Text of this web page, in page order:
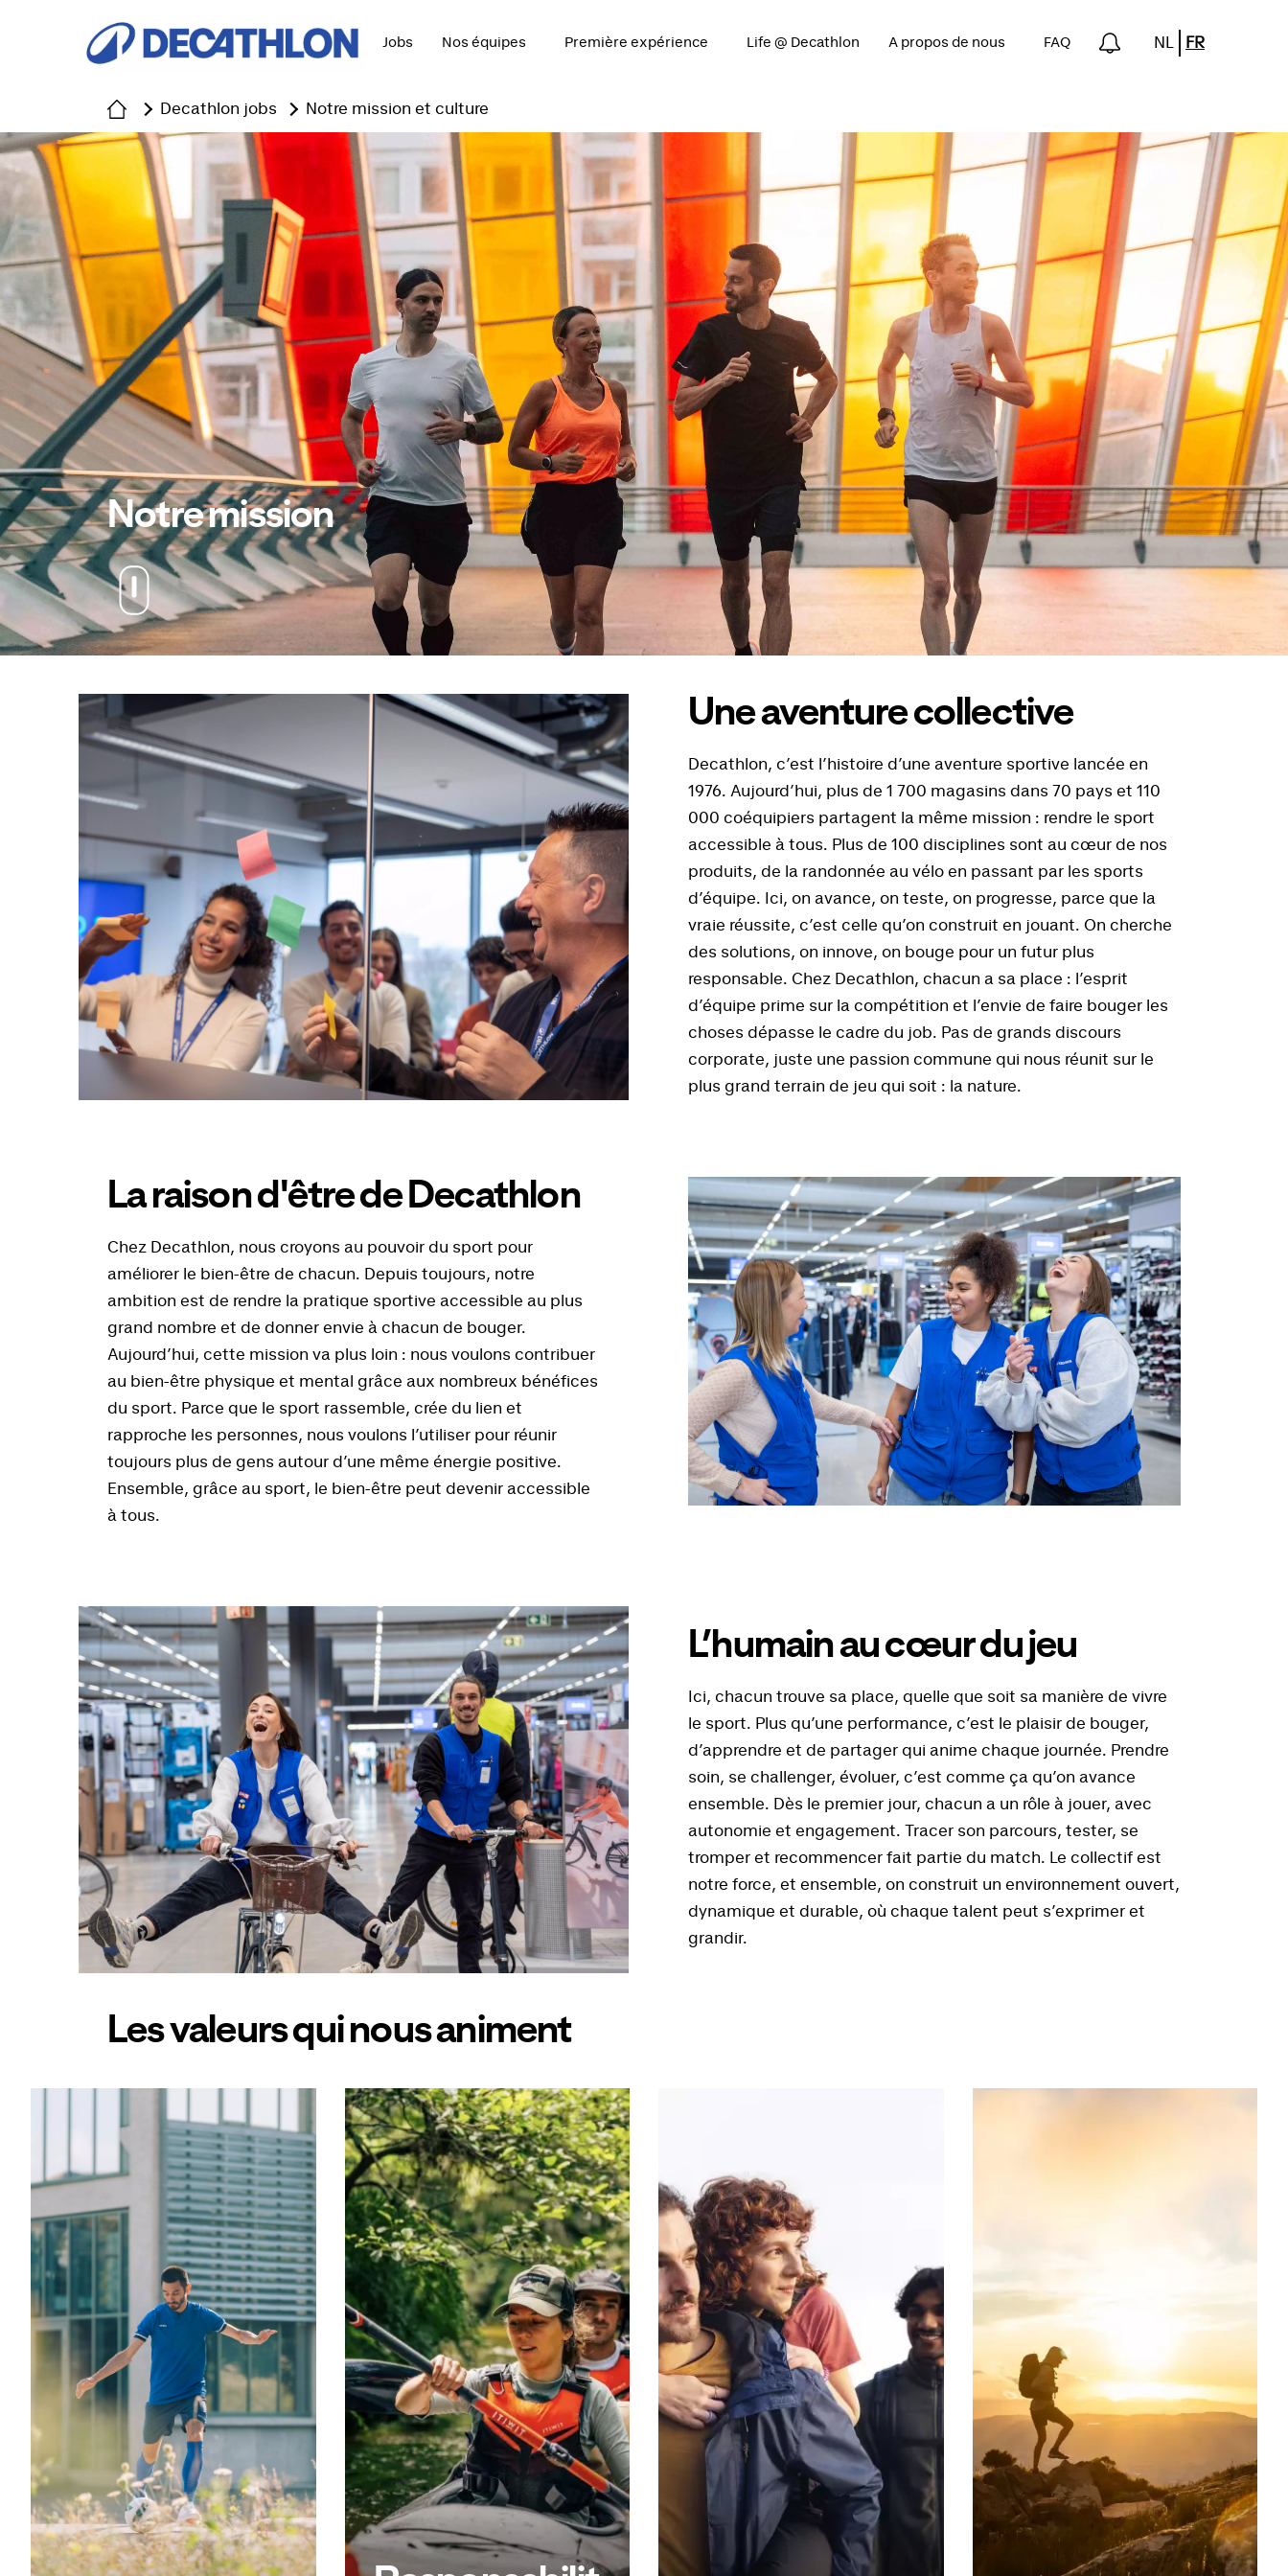
Jobs Nos équipes Première expérience Life @ Decathlon A propos de nous FAQ NL FR
Decathlon jobs Notre mission et culture
Notre mission
Une aventure collective
Decathlon, c’est l’histoire d’une aventure sportive lancée en
1976. Aujourd’hui, plus de 1 700 magasins dans 70 pays et 110
000 coéquipiers partagent la même mission : rendre le sport
accessible à tous. Plus de 100 disciplines sont au cœur de nos
produits, de la randonnée au vélo en passant par les sports
d’équipe. Ici, on avance, on teste, on progresse, parce que la
vraie réussite, c’est celle qu’on construit en jouant. On cherche
des solutions, on innove, on bouge pour un futur plus
responsable. Chez Decathlon, chacun a sa place : l’esprit
d’équipe prime sur la compétition et l’envie de faire bouger les
choses dépasse le cadre du job. Pas de grands discours
corporate, juste une passion commune qui nous réunit sur le
plus grand terrain de jeu qui soit : la nature.
La raison d'être de Decathlon
Chez Decathlon, nous croyons au pouvoir du sport pour
améliorer le bien-être de chacun. Depuis toujours, notre
ambition est de rendre la pratique sportive accessible au plus
grand nombre et de donner envie à chacun de bouger.
Aujourd’hui, cette mission va plus loin : nous voulons contribuer
au bien-être physique et mental grâce aux nombreux bénéfices
du sport. Parce que le sport rassemble, crée du lien et
rapproche les personnes, nous voulons l’utiliser pour réunir
toujours plus de gens autour d’une même énergie positive.
Ensemble, grâce au sport, le bien-être peut devenir accessible
à tous.
L’humain au cœur du jeu
Ici, chacun trouve sa place, quelle que soit sa manière de vivre
le sport. Plus qu’une performance, c’est le plaisir de bouger,
d’apprendre et de partager qui anime chaque journée. Prendre
soin, se challenger, évoluer, c’est comme ça qu’on avance
ensemble. Dès le premier jour, chacun a un rôle à jouer, avec
autonomie et engagement. Tracer son parcours, tester, se
tromper et recommencer fait partie du match. Le collectif est
notre force, et ensemble, on construit un environnement ouvert,
dynamique et durable, où chaque talent peut s’exprimer et
grandir.
Les valeurs qui nous animent